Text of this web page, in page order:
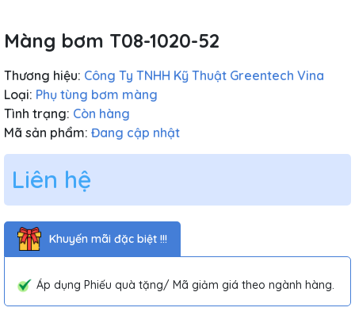
Màng bơm T08-1020-52
Thương hiệu: Công Ty TNHH Kỹ Thuật Greentech Vina
Loại: Phụ tùng bơm màng
Tình trạng: Còn hàng
Mã sản phẩm: Đang cập nhật
Liên hệ
Khuyến mãi đặc biệt !!!
Áp dụng Phiếu quà tặng/ Mã giảm giá theo ngành hàng.